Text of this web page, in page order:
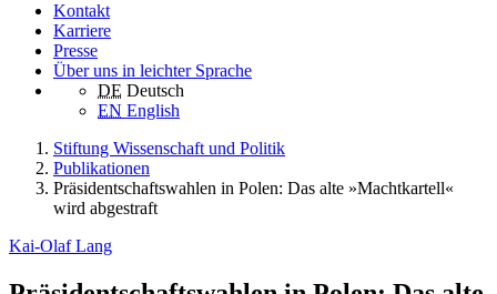
Kontakt
Karriere
Presse
Über uns in leichter Sprache
DE Deutsch
EN English
Stiftung Wissenschaft und Politik
Publikationen
Präsidentschaftswahlen in Polen: Das alte »Machtkartell«
wird abgestraft
Kai-Olaf Lang